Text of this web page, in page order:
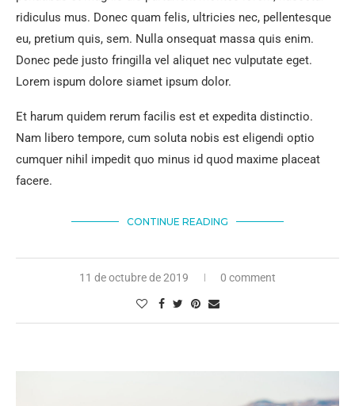
ridiculus mus. Donec quam felis, ultricies nec, pellentesque
eu, pretium quis, sem. Nulla onsequat massa quis enim.
Donec pede justo fringilla vel aliquet nec vulputate eget.
Lorem ispum dolore siamet ipsum dolor.
Et harum quidem rerum facilis est et expedita distinctio.
Nam libero tempore, cum soluta nobis est eligendi optio
cumquer nihil impedit quo minus id quod maxime placeat
facere.
CONTINUE READING
11 de octubre de 2019 0 comment